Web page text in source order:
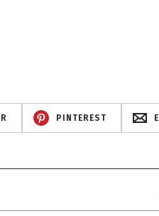
PINTEREST